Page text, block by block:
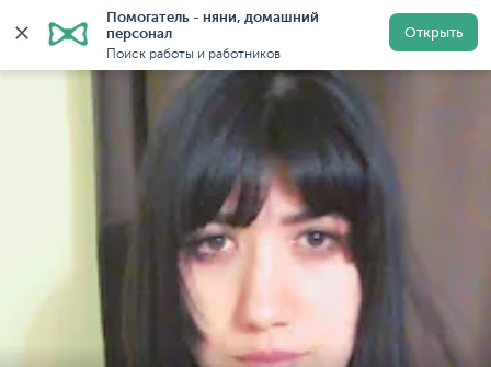
Помогатель - няни, домашний
персонал
Поиск работы и работников
Открыть
Главная Домработницы Домработницы в Московской